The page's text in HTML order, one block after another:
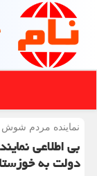
نماینده مردم
بی اطلاعی
دولت به